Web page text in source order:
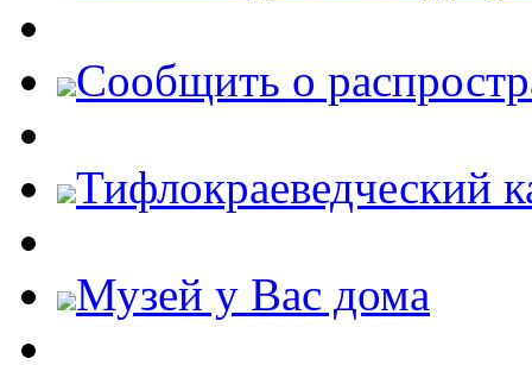
Cообщить о
Тифлокраеведческий
Музей у Вас дома